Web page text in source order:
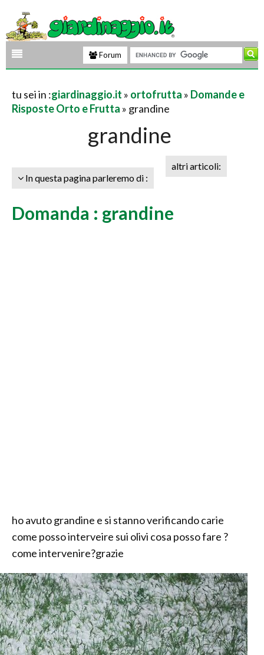
Forum
tu sei in :giardinaggio.it » ortofrutta » Domande e
Risposte Orto e Frutta » grandine
grandine
In questa pagina parleremo di :
altri articoli:
Domanda : grandine
ho avuto grandine e si stanno verificando carie
come posso interveire sui olivi cosa posso fare ?
come intervenire?grazie